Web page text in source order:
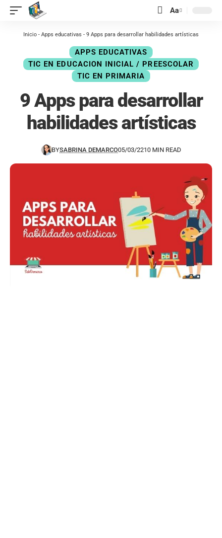
contenido Aa
Inicio - Apps educativas - 9 Apps para desarrollar habilidades artísticas
APPS EDUCATIVAS
TIC EN EDUCACION INICIAL / PREESCOLAR
TIC EN PRIMARIA
9 Apps para desarrollar
habilidades artísticas
BYSABRINA DEMARCO05/03/2210 MIN READ